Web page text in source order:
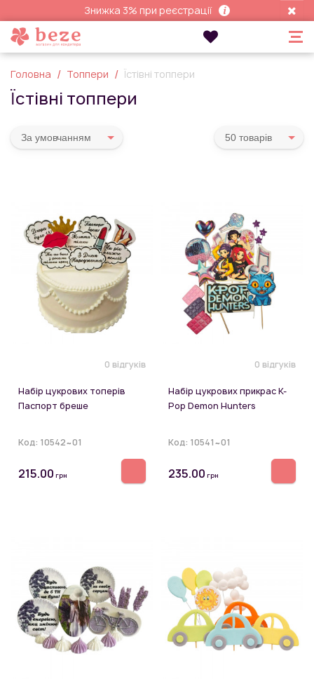
Знижка 3% при реєстрації
Головна Топпери Їстівні топпери
Їстівні топпери
За умовчанням 50 товарiв
0 відгуків
Набір цукрових топерів
Паспорт бреше
Код: 10542~01
215.00 грн
0 відгуків
Набір цукрових прикрас K-
Pop Demon Hunters
Код: 10541~01
235.00 грн